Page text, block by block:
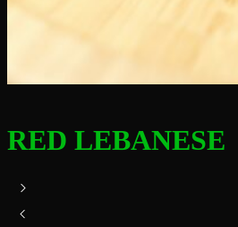
RED LEBANESE